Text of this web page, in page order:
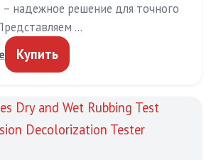
надежное решение для точного
…
Купить